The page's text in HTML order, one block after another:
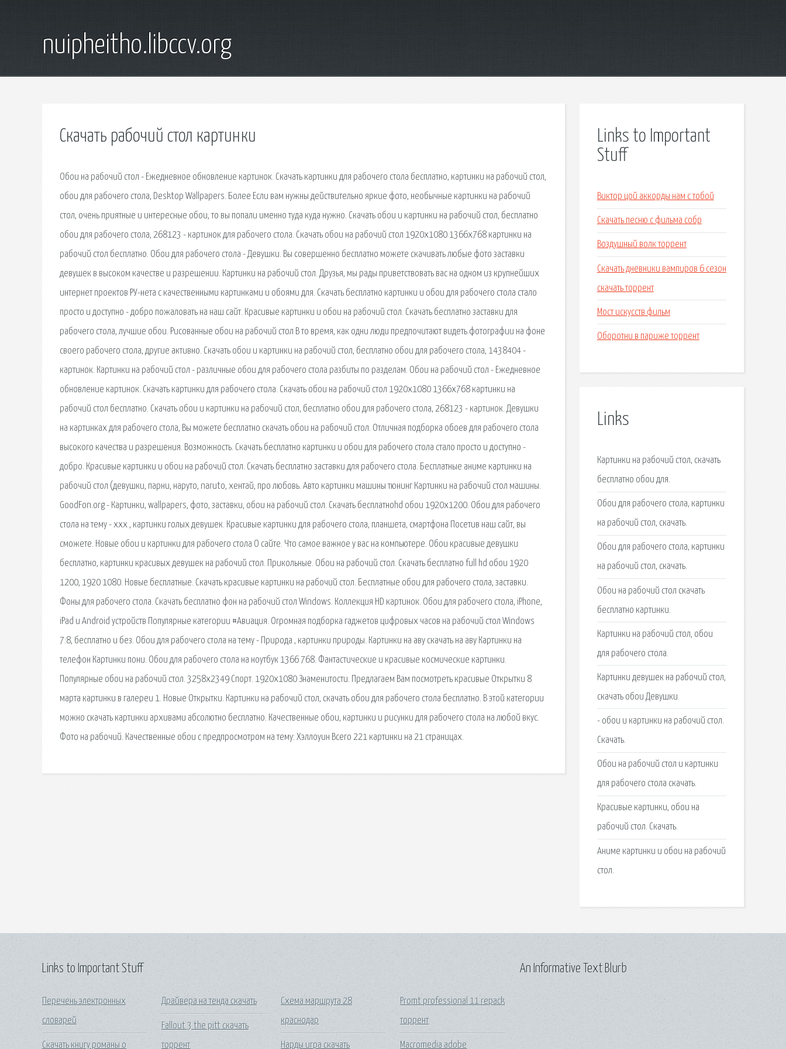
nuipheitho.libccv.org
Скачать рабочий стол картинки
Обои на рабочий стол - Ежедневное обновление картинок. Скачать картинки для рабочего стола бесплатно, картинки на рабочий стол,
обои для рабочего стола, Desktop Wallpapers. Более Если вам нужны действительно яркие фото, необычные картинки на рабочий
стол, очень приятные и интересные обои, то вы попали именно туда куда нужно. Скачать обои и картинки на рабочий стол, бесплатно
обои для рабочего стола, 268123 - картинок для рабочего стола. Скачать обои на рабочий стол 1920х1080 1366х768 картинки на
рабочий стол бесплатно. Обои для рабочего стола - Девушки. Вы совершенно бесплатно можете скачивать любые фото заставки
девушек в высоком качестве и разрешении. Картинки на рабочий стол. Друзья, мы рады приветствовать вас на одном из крупнейших
интернет проектов РУ-нета с качественными картинками и обоями для. Скачать бесплатно картинки и обои для рабочего стола стало
просто и доступно - добро пожаловать на наш сайт. Красивые картинки и обои на рабочий стол. Скачать бесплатно заставки для
рабочего стола, лучшие обои. Рисованные обои на рабочий стол В то время, как одни люди предпочитают видеть фотографии на фоне
своего рабочего стола, другие активно. Скачать обои и картинки на рабочий стол, бесплатно обои для рабочего стола, 1438404 -
картинок. Картинки на рабочий стол - различные обои для рабочего стола разбиты по разделам. Обои на рабочий стол - Ежедневное
обновление картинок. Скачать картинки для рабочего стола. Скачать обои на рабочий стол 1920х1080 1366х768 картинки на
рабочий стол бесплатно. Скачать обои и картинки на рабочий стол, бесплатно обои для рабочего стола, 268123 - картинок. Девушки
на картинках для рабочего стола, Вы можете бесплатно скачать обои на рабочий стол. Отличная подборка обоев для рабочего стола
высокого качества и разрешения. Возможность. Скачать бесплатно картинки и обои для рабочего стола стало просто и доступно -
добро. Красивые картинки и обои на рабочий стол. Скачать бесплатно заставки для рабочего стола. Бесплатные аниме картинки на
рабочий стол (девушки, парни, наруто, naruto, хентай, про любовь. Авто картинки машины тюнинг Картинки на рабочий стол машины.
GoodFon.org - Картинки, wallpapers, фото, заставки, обои на рабочий стол. Скачать бесплатноhd обои 1920x1200. Обои для рабочего
стола на тему - xxx , картинки голых девушек. Красивые картинки для рабочего стола, планшета, смартфона Посетив наш сайт, вы
сможете. Новые обои и картинки для рабочего стола О сайте. Что самое важное у вас на компьютере. Обои красивые девушки
бесплатно, картинки красивых девушек на рабочий стол. Прикольные. Обои на рабочий стол. Скачать бесплатно full hd обои 1920
1200, 1920 1080. Новые бесплатные. Скачать красивые картинки на рабочий стол. Бесплатные обои для рабочего стола, заставки.
Фоны для рабочего стола. Скачать бесплатно фон на рабочий стол Windows. Коллекция HD картинок. Обои для рабочего стола, iPhone,
iPad и Android устройств Популярные категории #Авиация. Огромная подборка гаджетов цифровых часов на рабочий стол Windows
7:8, бесплатно и без. Обои для рабочего стола на тему - Природа , картинки природы. Картинки на аву скачать на аву Картинки на
телефон Картинки пони. Обои для рабочего стола на ноутбук 1366 768. Фантастические и красивые космические картинки.
Популярные обои на рабочий стол. 3258x2349 Спорт. 1920x1080 Знаменитости. Предлагаем Вам посмотреть красивые Открытки 8
марта картинки в галереи 1. Новые Открытки. Картинки на рабочий стол, скачать обои для рабочего стола бесплатно. В этой категории
можно скачать картинки архивами абсолютно бесплатно. Качественные обои, картинки и рисунки для рабочего стола на любой вкус.
Фото на рабочий. Качественные обои с предпросмотром на тему: Хэллоуин Всего 221 картинки на 21 страницах.
Links to Important
Stuff
Виктор цой аккорды нам с тобой
Скачать песню с фильма собр
Воздушный волк торрент
Скачать дневники вампиров 6 сезон
скачать торрент
Мост искусств фильм
Оборотни в париже торрент
Links
Картинки на рабочий стол, скачать
бесплатно обои для.
Обои для рабочего стола, картинки
на рабочий стол, скачать.
Обои для рабочего стола, картинки
на рабочий стол, скачать.
Обои на рабочий стол скачать
бесплатно картинки.
Картинки на рабочий стол, обои
для рабочего стола.
Картинки девушек на рабочий стол,
скачать обои Девушки.
- обои и картинки на рабочий стол.
Скачать.
Обои на рабочий стол и картинки
для рабочего стола скачать.
Красивые картинки, обои на
рабочий стол. Скачать.
Аниме картинки и обои на рабочий
стол.
Links to Important Stuff
Перечень электронных
словарей
Скачать книгу романы о
Драйвера на тенда скачать
Fallout 3 the pitt скачать
торрент
Схема маршрута 28
краснодар
Нарды игра скачать
Promt professional 11 repack
торрент
Macromedia adobe
An Informative Text Blurb